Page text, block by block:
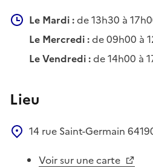
Le Mardi :de 13h30 à
Le Mercredi :de 09h00 à
Le Vendredi :de 14h00 à
Lieu
14 rue Saint-Germain
Voir sur une carte